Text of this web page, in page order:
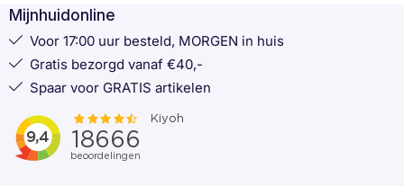
Mijnhuidonline
Voor 17:00 uur besteld, MORGEN in huis
Gratis bezorgd vanaf €40,-
Spaar voor GRATIS artikelen